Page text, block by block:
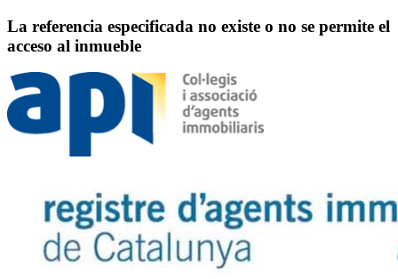
La referencia especificada no existe o no se permite el
acceso al inmueble